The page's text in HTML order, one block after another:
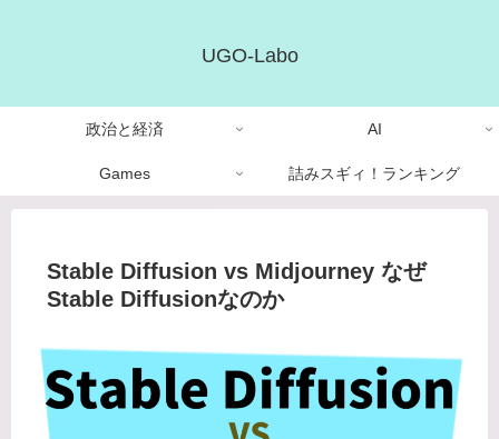
UGO-Labo
政治と経済 AI
Games 詰みスギィ！ランキング
Stable Diffusion vs Midjourney なぜ
Stable Diffusionなのか